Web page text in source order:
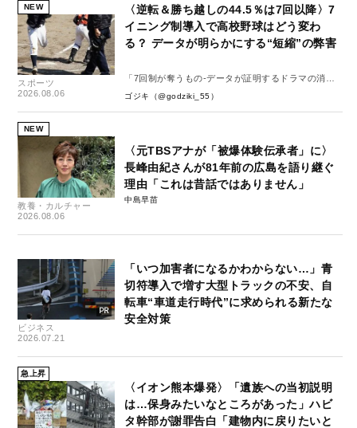
NEW
スポーツ
2026.08.06
〈逆転＆勝ち越しの44.5％は7回以降〉7
イニング制導入で高校野球はどう変わ
る？ データが明らかにする“短縮”の弊害
「7回制が奪うもの-データが証明するドラマの消
失-」
ゴジキ（@godziki_55）
NEW
教養・カルチャー
2026.08.06
〈元TBSアナが「被爆体験伝承者」に〉
長峰由紀さんが81年前の広島を語り継ぐ
理由「これは昔話ではありません」
中島早苗
ビジネス
2026.07.21
「いつ加害者になるかわからない…」青
切符導入で増す大型トラックの不安、自
転車“車道走行時代”に求められる新たな
安全対策
急上昇
〈イオン熊本爆発〉「遺族への当初説明
は…保身みたいなところがあった」ハビ
タ幹部が謝罪告白「建物内に戻りたいと